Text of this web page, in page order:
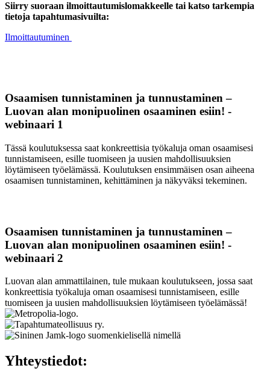
Siirry suoraan ilmoittautumislomakkeelle tai katso tarkempia
tietoja tapahtumasivuilta:
Ilmoittautuminen
Osaamisen tunnistaminen ja tunnustaminen –
Luovan alan monipuolinen osaaminen esiin! -
webinaari 1
Tässä koulutuksessa saat konkreettisia työkaluja oman osaamisesi
tunnistamiseen, esille tuomiseen ja uusien mahdollisuuksien
löytämiseen työelämässä. Koulutuksen ensimmäisen osan aiheena
osaamisen tunnistaminen, kehittäminen ja näkyväksi tekeminen.
Osaamisen tunnistaminen ja tunnustaminen –
Luovan alan monipuolinen osaaminen esiin! -
webinaari 2
Luovan alan ammattilainen, tule mukaan koulutukseen, jossa saat
konkreettisia työkaluja oman osaamisesi tunnistamiseen, esille
tuomiseen ja uusien mahdollisuuksien löytämiseen työelämässä!
Yhteystiedot: